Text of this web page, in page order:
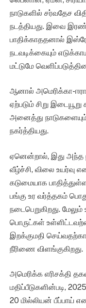
நாடுகளில் சர்வதேச
நடத்தியது. இவை
பாதிக்காததனால்
நடவடிக்கையும்
மட்டுமே
ஆனால் அமெரிக்கா-
ஏற்படும் சிறு
அனைத்து நாடுகளையும்
நகர்த்தியது.
ஏனென்றால், இது அந்த
வீழ்ச்சி, விலை உயர்வு
கடுமையாக
பங்கு உர வர்த்தகம்
நடைபெறுகிறது.
பொருட்கள்
இறக்குமதி
நீரிணை விளங்குகிறது.
அமெரிக்க எரிசக்தி
மதிப்பீடுகளின்படி,
20 மில்லியன்